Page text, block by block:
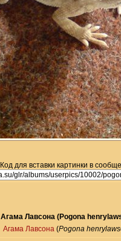
Код для вставки картинки в
Агама Лавсона (Pogona
Агама Лавсона (Pogona